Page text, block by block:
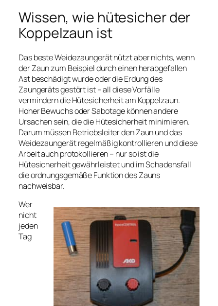
Wissen, wie hütesicher der
Koppelzaun ist
Das beste Weidezaungerät nützt aber nichts, wenn
der Zaun zum Beispiel durch einen herabgefallen
Ast beschädigt wurde oder die Erdung des
Zaungeräts gestört ist – all diese Vorfälle
vermindern die Hütesicherheit am Koppelzaun.
Hoher Bewuchs oder Sabotage können andere
Ursachen sein, die die Hütesicherheit minimieren.
Darum müssen Betriebsleiter den Zaun und das
Weidezaungerät regelmäßig kontrollieren und diese
Arbeit auch protokollieren – nur so ist die
Hütesicherheit gewährleistet und im Schadensfall
die ordnungsgemäße Funktion des Zauns
nachweisbar.
Wer
nicht
jeden
Tag